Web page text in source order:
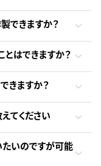
できますか？
はできますか？
きますか？
てください
たいのですが可能